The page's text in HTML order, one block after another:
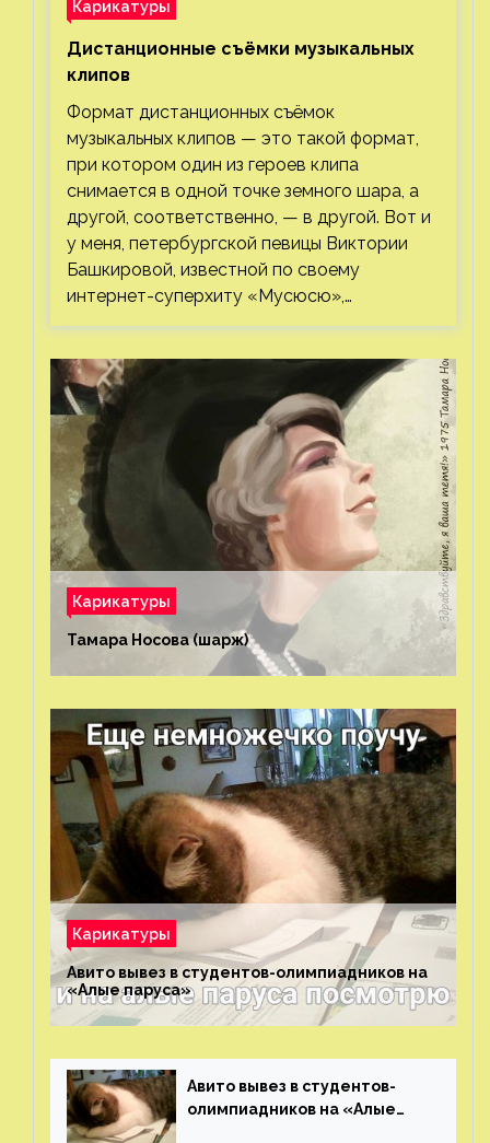
Карикатуры
Дистанционные съёмки музыкальных
клипов⁠⁠
Формат дистанционных съёмок
музыкальных клипов — это такой формат,
при котором один из героев клипа
снимается в одной точке земного шара, а
другой, соответственно, — в другой. Вот и
у меня, петербургской певицы Виктории
Башкировой, известной по своему
интернет-суперхиту «Мусюсю»,…
Карикатуры
Тамара Носова (шарж)⁠⁠
Карикатуры
Авито вывез в студентов-олимпиадников на
«Алые паруса»⁠⁠
Авито вывез в студентов-
олимпиадников на «Алые